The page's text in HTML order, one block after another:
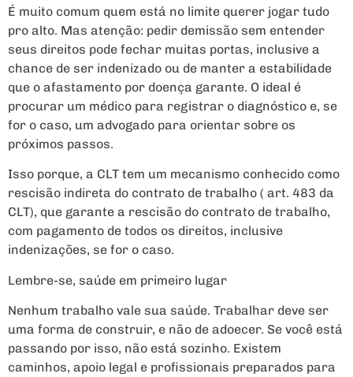
É muito comum quem está no limite querer jogar tudo
pro alto. Mas atenção: pedir demissão sem entender
seus direitos pode fechar muitas portas, inclusive a
chance de ser indenizado ou de manter a estabilidade
que o afastamento por doença garante. O ideal é
procurar um médico para registrar o diagnóstico e, se
for o caso, um advogado para orientar sobre os
próximos passos.
Isso porque, a CLT tem um mecanismo conhecido como
rescisão indireta do contrato de trabalho ( art. 483 da
CLT), que garante a rescisão do contrato de trabalho,
com pagamento de todos os direitos, inclusive
indenizações, se for o caso.
Lembre-se, saúde em primeiro lugar
Nenhum trabalho vale sua saúde. Trabalhar deve ser
uma forma de construir, e não de adoecer. Se você está
passando por isso, não está sozinho. Existem
caminhos, apoio legal e profissionais preparados para